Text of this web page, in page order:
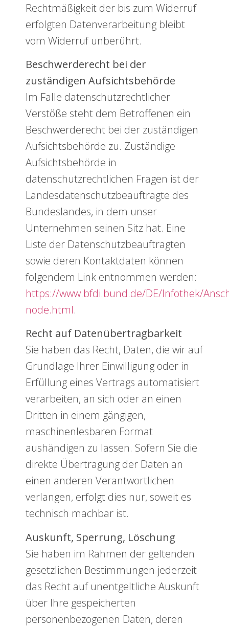
Rechtmäßigkeit der bis zum Widerruf
erfolgten Datenverarbeitung bleibt
vom Widerruf unberührt.
Beschwerderecht bei der
zuständigen Aufsichtsbehörde
Im Falle datenschutzrechtlicher
Verstöße steht dem Betroffenen ein
Beschwerderecht bei der zuständigen
Aufsichtsbehörde zu. Zuständige
Aufsichtsbehörde in
datenschutzrechtlichen Fragen ist der
Landesdatenschutzbeauftragte des
Bundeslandes, in dem unser
Unternehmen seinen Sitz hat. Eine
Liste der Datenschutzbeauftragten
sowie deren Kontaktdaten können
folgendem Link entnommen werden:
https://www.bfdi.bund.de/DE/Infothek/
node.html.
Recht auf Datenübertragbarkeit
Sie haben das Recht, Daten, die wir auf
Grundlage Ihrer Einwilligung oder in
Erfüllung eines Vertrags automatisiert
verarbeiten, an sich oder an einen
Dritten in einem gängigen,
maschinenlesbaren Format
aushändigen zu lassen. Sofern Sie die
direkte Übertragung der Daten an
einen anderen Verantwortlichen
verlangen, erfolgt dies nur, soweit es
technisch machbar ist.
Auskunft, Sperrung, Löschung
Sie haben im Rahmen der geltenden
gesetzlichen Bestimmungen jederzeit
das Recht auf unentgeltliche Auskunft
über Ihre gespeicherten
personenbezogenen Daten, deren